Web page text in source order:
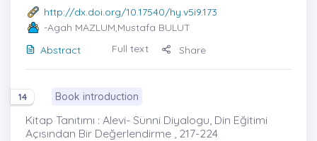
http://dx.doi.org/10.17540/hy.v5i9.173
-Agah MAZLUM,Mustafa BULUT
Abstract
Full text Share
14 Book introduction
Kitap Tanıtımı : Alevi- Sünni Diyalogu, Din Eğitimi
Açısından Bir Değerlendirme , 217-224